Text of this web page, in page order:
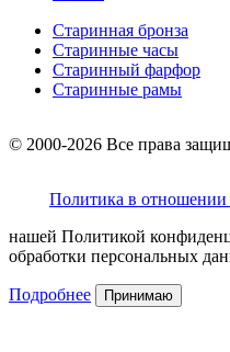
Старинная бронза
Старинные часы
Старинный фарфор
Старинные рамы
© 2000-2026 Все права
Политика в отношении
нашей Политикой
обработки персональных
Подробнее Принимаю